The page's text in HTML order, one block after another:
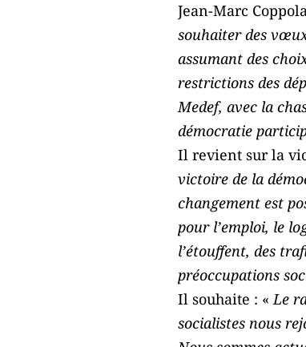
Jean-Marc
souhaiter des
assumant des
restrictions des
Medef, avec la
démocratie
Il revient sur la
victoire de la
changement est
pour l’emploi, le
l’étouffent, des
préoccupations
Il souhaite : « Le
socialistes nous